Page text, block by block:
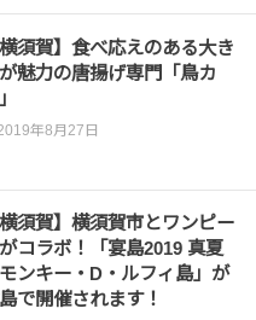
横須賀】食べ応えのある大き
魅力の唐揚げ専門「鳥カ
年8月27日
横須賀】横須賀市とワンピー
コラボ！「宴島2019 真夏
ンキー・D・ルフィ島」が
で開催されます！